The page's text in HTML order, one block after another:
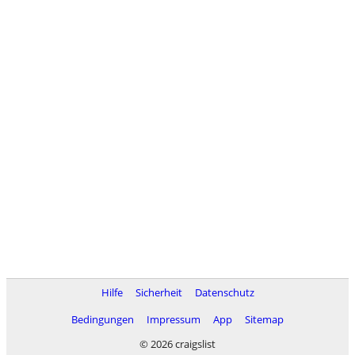
Hilfe Sicherheit
Datenschutz
Bedingungen
Impressum App
Sitemap
© 2026 craigslist